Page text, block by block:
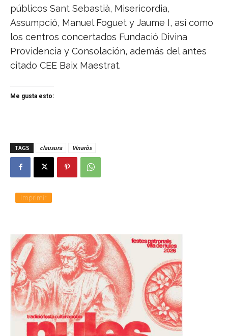
públicos Sant Sebastià, Misericordia,
Assumpció, Manuel Foguet y Jaume I, así como
los centros concertados Fundació Divina
Providencia y Consolación, además del antes
citado CEE Baix Maestrat.
Me gusta esto:
TAGS clausura Vinaròs
Imprimir